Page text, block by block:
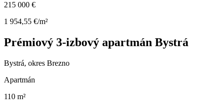
215 000 €
1 954,55 €/m²
Prémiový 3-izbový apartmán Bystrá
Bystrá, okres Brezno
Apartmán
110 m²